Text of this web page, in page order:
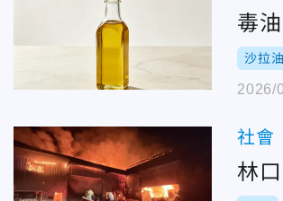
毒
沙拉油
2026/
社會
林